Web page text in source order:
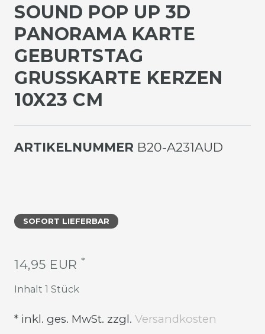
SOUND POP UP 3D
PANORAMA KARTE
GEBURTSTAG
GRUSSKARTE KERZEN 1
0X23 CM
ARTIKELNUMMER B20-A231AUD
SOFORT LIEFERBAR
14,95 EUR *
Inhalt 1 Stück
* inkl. ges. MwSt. zzgl. Versandkosten